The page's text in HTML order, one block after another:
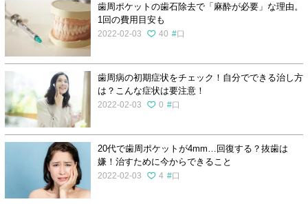
歯周ポケットの歯石除去で「麻酔が必要」な理由。
1回の費用目安も
2022-02-03 40 口
歯周病の初期症状をチェック！自分でできる治し方
は？こんな症状は要注意！
2022-02-03 0 口
20代で歯周ポケットが4mm…回復する？抜歯は
嫌！治すために今からできること
2022-02-03 4 口